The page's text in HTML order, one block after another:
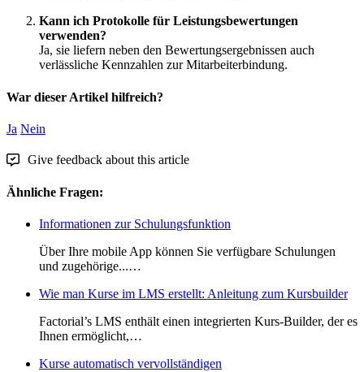
Kann ich Protokolle für Leistungsbewertungen
verwenden?
Ja, sie liefern neben den Bewertungsergebnissen auch
verlässliche Kennzahlen zur Mitarbeiterbindung.
War dieser Artikel hilfreich?
Ja Nein
Give feedback about this article
Ähnliche Fragen:
Informationen zur Schulungsfunktion
Über Ihre mobile App können Sie verfügbare Schulungen
und zugehörige...…
Wie man Kurse im LMS erstellt: Anleitung zum Kursbuilder
Factorial’s LMS enthält einen integrierten Kurs-Builder, der es
Ihnen ermöglicht,…
Kurse automatisch vervollständigen